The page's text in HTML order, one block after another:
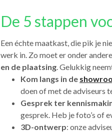
De 5 stappen
Een échte maatkast, die pik je
werk in. Zo moet er onder
en de plaatsing. Gelukkig
Kom langs in de
doen of met de adviseurs
Gesprek ter
gesprek. Heb je foto’s of
3D-ontwerp: onze